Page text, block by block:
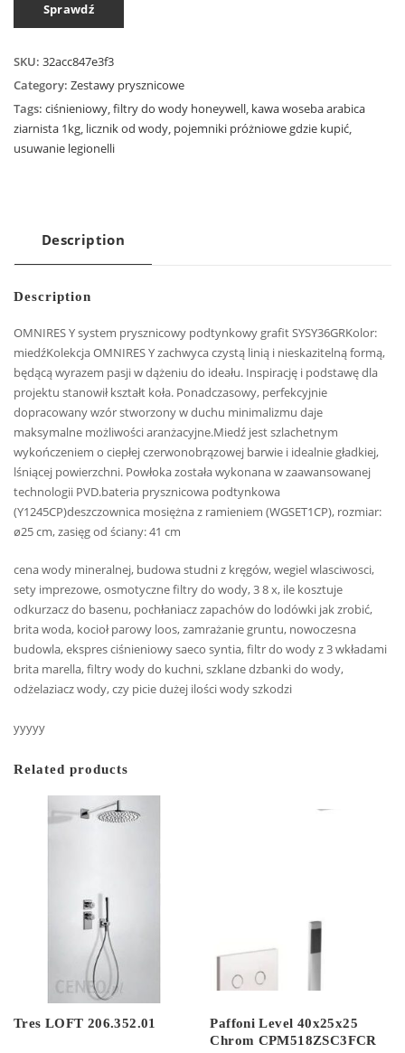
Sprawdź
SKU: 32acc847e3f3
Category: Zestawy prysznicowe
Tags: ciśnieniowy,filtry do wody honeywell, kawa woseba arabica
ziarnista 1kg, licznik od wody, pojemniki próżniowe gdzie kupić,
usuwanie legionelli
Description
Description
OMNIRES Y system prysznicowy podtynkowy grafit SYSY36GRKolor:
miedźKolekcja OMNIRES Y zachwyca czystą linią i nieskazitelną formą,
będącą wyrazem pasji w dążeniu do ideału. Inspirację i podstawę dla
projektu stanowił kształt koła. Ponadczasowy, perfekcyjnie
dopracowany wzór stworzony w duchu minimalizmu daje
maksymalne możliwości aranżacyjne.Miedź jest szlachetnym
wykończeniem o ciepłej czerwonobrązowej barwie i idealnie gładkiej,
lśniącej powierzchni. Powłoka została wykonana w zaawansowanej
technologii PVD.bateria prysznicowa podtynkowa
(Y1245CP)deszczownica mosiężna z ramieniem (WGSET1CP), rozmiar:
ø25 cm, zasięg od ściany: 41 cm
cena wody mineralnej, budowa studni z kręgów, wegiel wlasciwosci,
sety imprezowe, osmotyczne filtry do wody, 3 8 x, ile kosztuje
odkurzacz do basenu, pochłaniacz zapachów do lodówki jak zrobić,
brita woda, kocioł parowy loos, zamrażanie gruntu, nowoczesna
budowla, ekspres ciśnieniowy saeco syntia, filtr do wody z 3 wkładami
brita marella, filtry wody do kuchni, szklane dzbanki do wody,
odżelaziacz wody, czy picie dużej ilości wody szkodzi
yyyyy
Related products
Tres LOFT 206.352.01
Paffoni Level 40x25x25
Chrom CPM518ZSC3FCR